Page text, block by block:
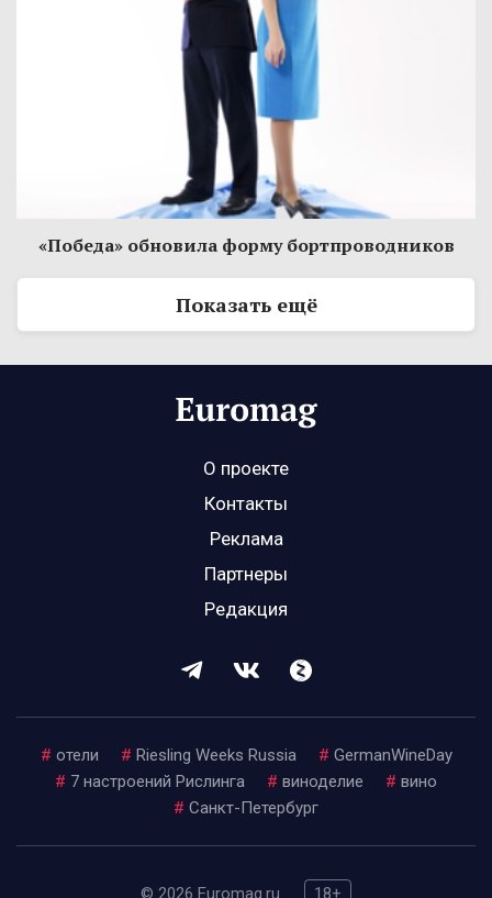
«Победа» обновила форму бортпроводников
Показать ещё
О проекте
Контакты
Реклама
Партнеры
Редакция
# отели # Riesling Weeks Russia # GermanWineDay
# 7 настроений Рислинга # виноделие # вино
# Санкт-Петербург
© 2026 Euromag.ru 18+